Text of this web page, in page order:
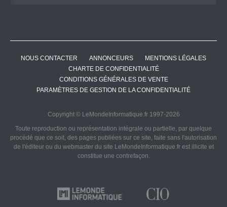
NOUS CONTACTER ANNONCEURS
MENTIONS LÉGALES
CHARTE DE CONFIDENTIALITÉ
CONDITIONS GÉNÉRALES DE VENTE
PARAMÈTRES DE GESTION DE LA CONFIDENTIALITÉ
Copyright © LeMondeInformatique.fr 1997-2026
Toute reproduction ou représentation intégrale ou partielle, par quelque
procédé que ce soit, des pages publiées sur ce site, faite sans l'autorisation
de l'éditeur ou du webmaster du site LeMondeInformatique.fr est illicite et
constitue une contrefaçon.